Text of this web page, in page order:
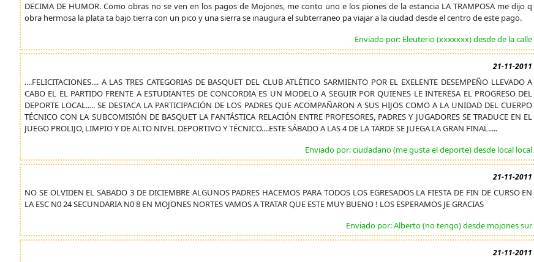
DECIMA DE HUMOR. Como obras no se ven en los pagos de Mojones, me conto uno e los piones de la estancia LA TRAMPOSA me dijo q
obra hermosa la plata ta bajo tierra con un pico y una sierra se inaugura el subterraneo pa viajar a la ciudad desde el centro de este pago.
Enviado por: Eleuterio (xxxxxxx) desde de la calle
21-11-2011
....FELICITACIONES.... A LAS TRES CATEGORIAS DE BASQUET DEL CLUB ATLÉTICO SARMIENTO POR EL EXELENTE DESEMPEÑO LLEVADO A
CABO EL EL PARTIDO FRENTE A ESTUDIANTES DE CONCORDIA ES UN MODELO A SEGUIR POR QUIENES LE INTERESA EL PROGRESO DEL
DEPORTE LOCAL..... SE DESTACA LA PARTICIPACIÓN DE LOS PADRES QUE ACOMPAÑARON A SUS HIJOS COMO A LA UNIDAD DEL CUERPO
TÉCNICO CON LA SUBCOMISIÓN DE BASQUET LA FANTÁSTICA RELACIÓN ENTRE PROFESORES, PADRES Y JUGADORES SE TRADUCE EN EL
JUEGO PROLIJO, LIMPIO Y DE ALTO NIVEL DEPORTIVO Y TÉCNICO....ESTE SÁBADO A LAS 4 DE LA TARDE SE JUEGA LA GRAN FINAL.....
Enviado por: ciudadano (me gusta el deporte) desde local local
21-11-2011
NO SE OLVIDEN EL SABADO 3 DE DICIEMBRE ALGUNOS PADRES HACEMOS PARA TODOS LOS EGRESADOS LA FIESTA DE FIN DE CURSO EN
LA ESC N0 24 SECUNDARIA N0 8 EN MOJONES NORTES VAMOS A TRATAR QUE ESTE MUY BUENO ! LOS ESPERAMOS JE GRACIAS
Enviado por: Alberto (no tengo) desde mojones sur
21-11-2011